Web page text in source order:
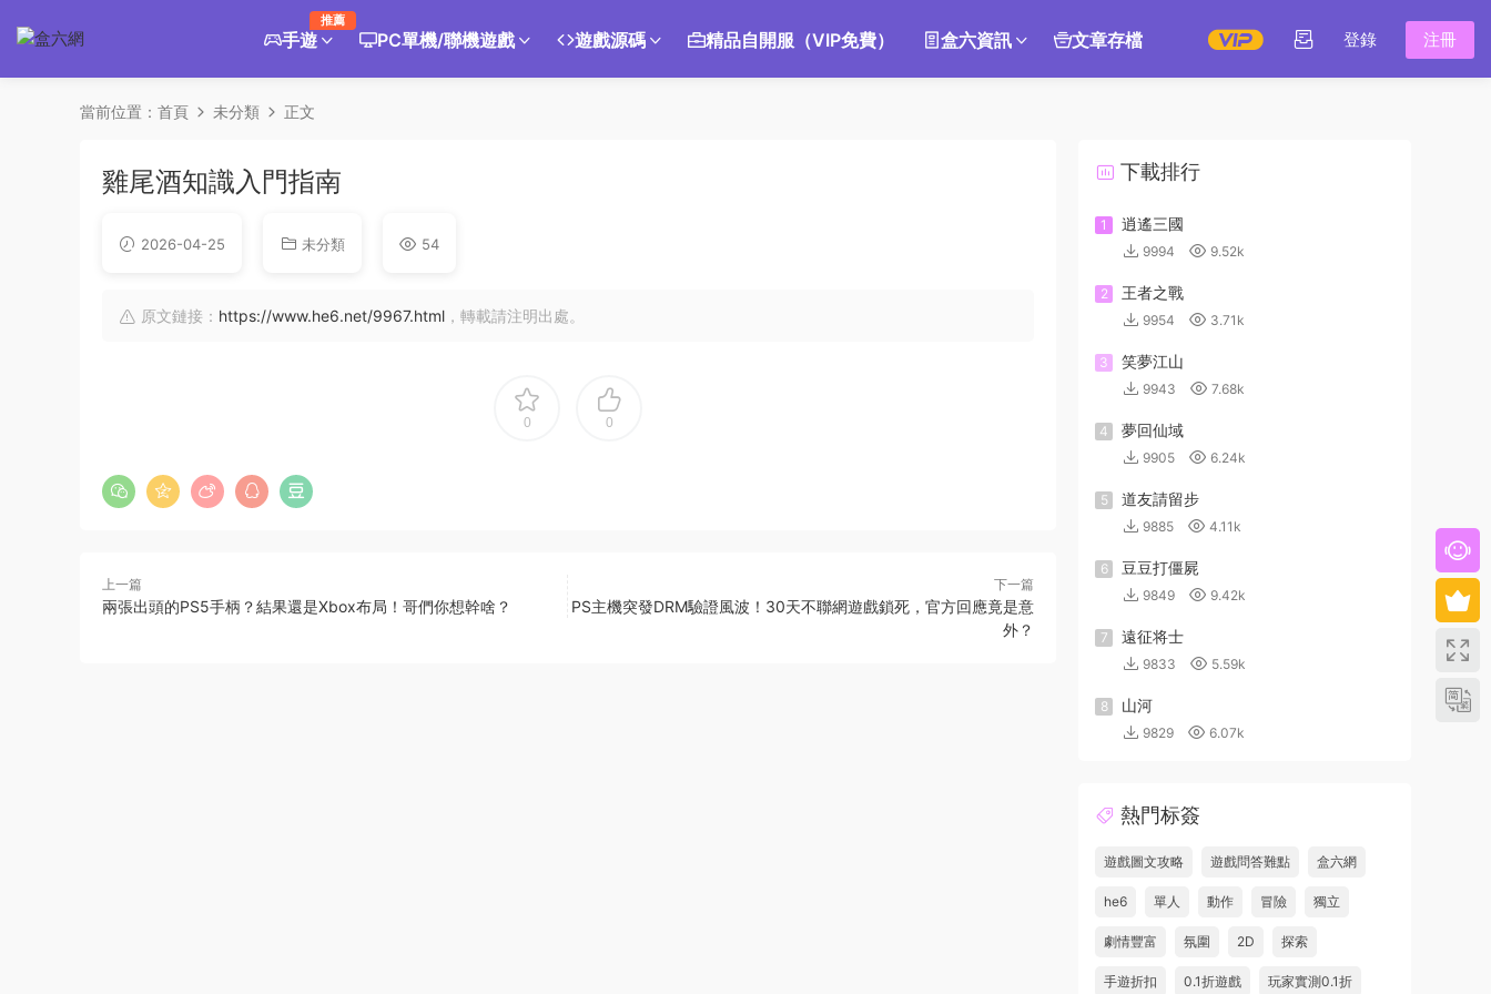
手遊
推薦
PC單機/聯機遊戲 遊戲源碼 精品自開服（VIP免費） 盒六資訊 文章存檔 登錄 注冊
當前位置： 首頁 未分類 正文
雞尾酒知識入門指南
2026-04-25 未分類 54
原文鏈接： https://www.he6.net/9967.html ，轉載請注明出處。
0 0
上一篇
兩張出頭的PS5手柄？結果還是Xbox布局！哥們你想幹啥？
下一篇
PS主機突發DRM驗證風波！30天不聯網遊戲鎖死，官方回應竟是意
外？
下載排行
1 逍遙三國
9994 9.52k
2 王者之戰
9954 3.71k
3 笑夢江山
9943 7.68k
4 夢回仙域
9905 6.24k
5 道友請留步
9885 4.11k
6 豆豆打僵屍
9849 9.42k
7 遠征将士
9833 5.59k
8 山河
9829 6.07k
熱門标簽
遊戲圖文攻略 遊戲問答難點 盒六網
he6 單人 動作 冒險 獨立
劇情豐富 氛圍 2D 探索
手遊折扣 0.1折遊戲 玩家實測0.1折